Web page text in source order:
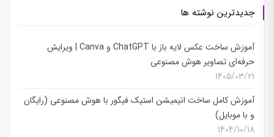
جدیدترین نوشته ها
آموزش ساخت عکس لایه باز با ChatGPT و Canva | ویرایش
حرفه‌ای تصاویر هوش مصنوعی
1405/03/21
آموزش کامل ساخت انیمیشن استیک فیگور با هوش مصنوعی (رایگان
و با موبایل)
1404/10/18